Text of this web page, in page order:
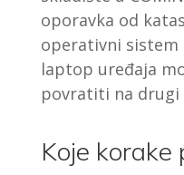
oporavka od
operativni sistem
laptop uređaja
povratiti na drugi
Koje korake